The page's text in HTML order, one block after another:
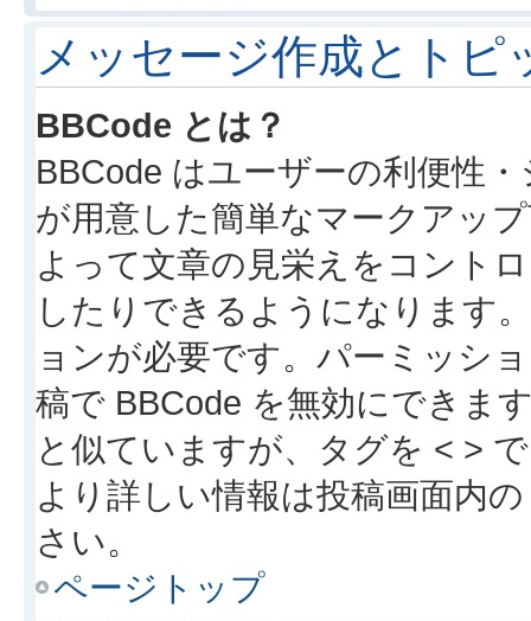
メッセージ作成とトピ
BBCode とは？
BBCode はユーザーの利便性
が用意した簡単なマークアッ
よって文章の見栄えをコント
したりできるようになります
ョンが必要です。パーミッシ
稿で BBCode を無効にできま
と似ていますが、タグを < >
より詳しい情報は投稿画面内
さい。
ページトップ